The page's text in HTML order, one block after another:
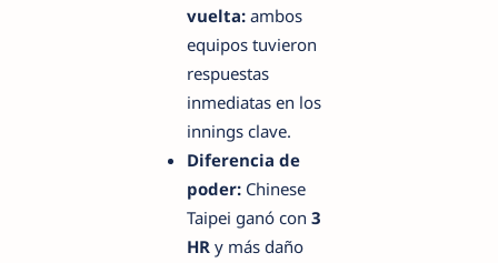
vuelta: ambos
equipos tuvieron
respuestas
inmediatas en los
innings clave.
Diferencia de
poder: Chinese
Taipei ganó con 3
HR y más daño